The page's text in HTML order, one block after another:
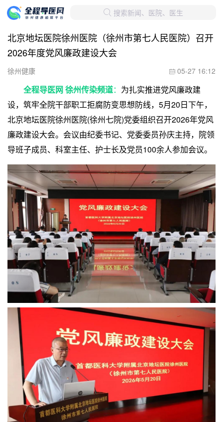
 搜索新闻、医院、医生
北京地坛医院徐州医院（徐州市第七人民医院）召开
2026年度党风廉政建设大会
徐州健康  05-27 16:12
全程导医网 徐州传染频道： 为扎实推进党风廉政建
设，筑牢全院干部职工拒腐防变思想防线，5月20日下午，
北京地坛医院徐州医院(徐州七院)党委组织召开2026年党风
廉政建设大会。会议由纪委书记、党委委员孙庆主持，院领
导班子成员、科室主任、护士长及党员100余人参加会议。